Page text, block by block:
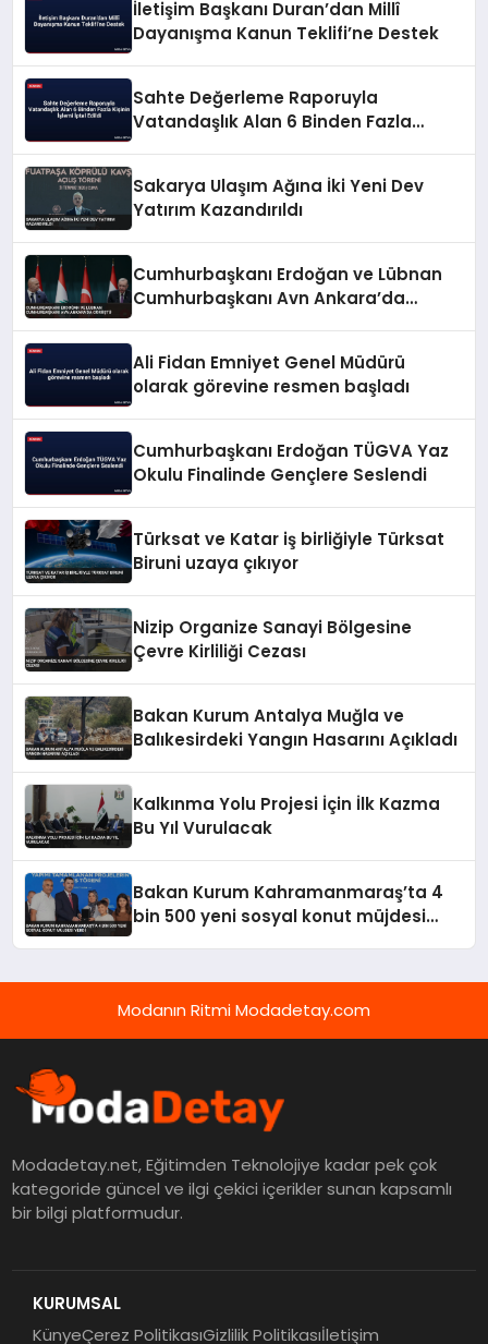
İletişim Başkanı Duran’dan Millî
Dayanışma Kanun Teklifi’ne Destek
Sahte Değerleme Raporuyla
Vatandaşlık Alan 6 Binden Fazla
Sakarya Ulaşım Ağına İki Yeni Dev
Yatırım Kazandırıldı
Cumhurbaşkanı Erdoğan ve Lübnan
Cumhurbaşkanı Avn Ankara’da
Ali Fidan Emniyet Genel Müdürü
olarak görevine resmen başladı
Cumhurbaşkanı Erdoğan TÜGVA Yaz
Okulu Finalinde Gençlere Seslendi
Türksat ve Katar iş birliğiyle Türksat
Biruni uzaya çıkıyor
Nizip Organize Sanayi Bölgesine
Çevre Kirliliği Cezası
Bakan Kurum Antalya Muğla ve
Balıkesirdeki Yangın Hasarını Açıkladı
Kalkınma Yolu Projesi İçin İlk Kazma
Bu Yıl Vurulacak
Bakan Kurum Kahramanmaraş’ta 4
bin 500 yeni sosyal konut müjdesi
Modanın Ritmi Modadetay.com
Modadetay.net, Eğitimden Teknolojiye kadar pek çok
kategoride güncel ve ilgi çekici içerikler sunan kapsamlı
bir bilgi platformudur.
KURUMSAL
KünyeÇerez PolitikasıGizlilik Politikasıİletişim